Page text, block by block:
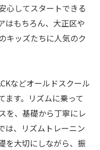
心してスタートできる
はもちろん、大正区や
キッズたちに人気のク
などオールドスクール
ます。リズムに乗って
を、基礎から丁寧にレ
は、リズムトレーニン
を大切にしながら、振